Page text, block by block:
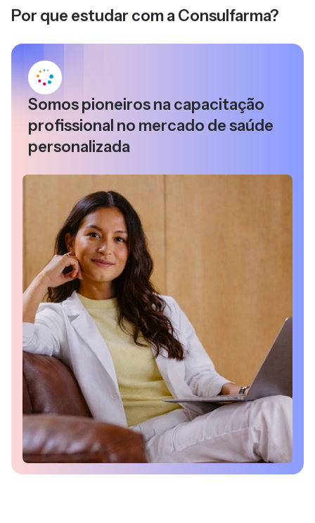
Por que estudar com a Consulfarma?
Somos pioneiros na capacitação
profissional no mercado de saúde
personalizada